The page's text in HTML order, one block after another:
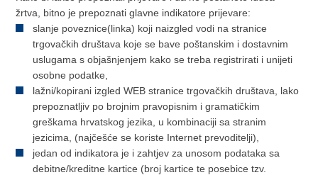
žrtva, bitno je prepoznati glavne indikatore prijevare:
slanje poveznice(linka) koji naizgled vodi na stranice
trgovačkih društava koje se bave poštanskim i dostavnim
uslugama s objašnjenjem kako se treba registrirati i unijeti
osobne podatke,
lažni/kopirani izgled WEB stranice trgovačkih društava, lako
prepoznatljiv po brojnim pravopisnim i gramatičkim
greškama hrvatskog jezika, u kombinaciji sa stranim
jezicima, (najčešće se koriste Internet prevoditelji),
jedan od indikatora je i zahtjev za unosom podataka sa
debitne/kreditne kartice (broj kartice te posebice tzv.